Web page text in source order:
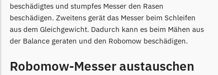
beschädigtes und stumpfes Messer den Rasen
beschädigen. Zweitens gerät das Messer beim Schleifen
aus dem Gleichgewicht. Dadurch kann es beim Mähen aus
der Balance geraten und den Robomow beschädigen.
Robomow-Messer austauschen